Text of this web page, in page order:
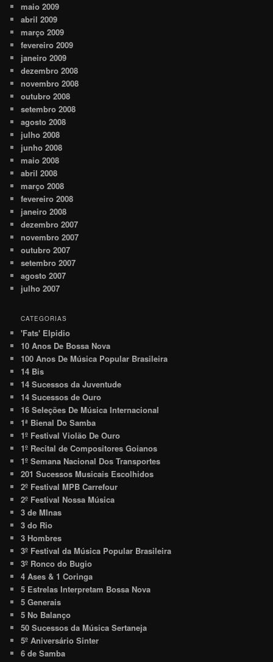
maio 2009
abril 2009
março 2009
fevereiro 2009
janeiro 2009
dezembro 2008
novembro 2008
outubro 2008
setembro 2008
agosto 2008
julho 2008
junho 2008
maio 2008
abril 2008
março 2008
fevereiro 2008
janeiro 2008
dezembro 2007
novembro 2007
outubro 2007
setembro 2007
agosto 2007
julho 2007
CATEGORIAS
'Fats' Elpidio
10 Anos De Bossa Nova
100 Anos De Música Popular Brasileira
14 Bis
14 Sucessos da Juventude
14 Sucessos de Ouro
16 Seleções De Música Internacional
1ª Bienal Do Samba
1º Festival Violão De Ouro
1º Recital de Compositores Goianos
1º Semana Nacional Dos Transportes
201 Sucessos Musicais Escolhidos
2º Festival MPB Carrefour
2º Festival Nossa Música
3 de MInas
3 do Rio
3 Hombres
3º Festival da Música Popular Brasileira
3º Ronco do Bugio
4 Ases & 1 Coringa
5 Estrelas Interpretam Bossa Nova
5 Generais
5 No Balanço
50 Sucessos da Música Sertaneja
5º Aniversário Sinter
6 de Samba